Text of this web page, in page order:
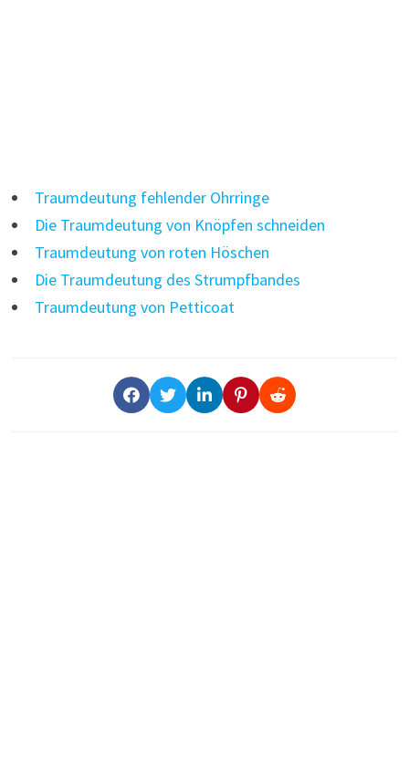
Traumdeutung fehlender Ohrringe
Die Traumdeutung von Knöpfen schneiden
Traumdeutung von roten Höschen
Die Traumdeutung des Strumpfbandes
Traumdeutung von Petticoat